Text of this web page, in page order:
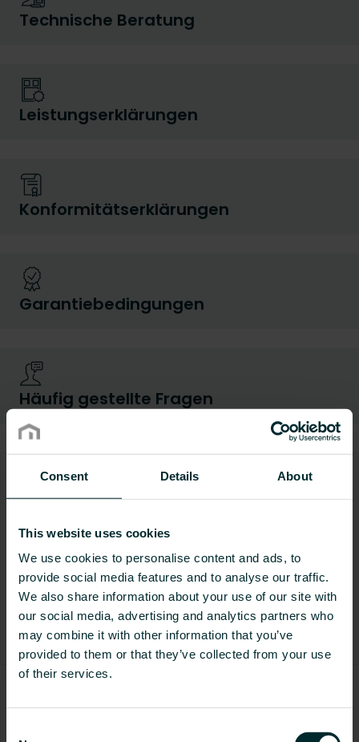
Consent Details About
This website uses cookies
We use cookies to personalise content and ads, to
provide social media features and to analyse our traffic.
We also share information about your use of our site with
our social media, advertising and analytics partners who
may combine it with other information that you’ve
provided to them or that they’ve collected from your use
of their services.
Technische Beratung
Leistungserklärungen
Konformitätserklärungen
Garantiebedingungen
Häufig gestellte Fragen
Nachrüstbare Kühllösungen: ein nachhaltiger
Ansatz für ein ganzjährig angenehmes
Da die Temperaturen weltweit weiter steigen und die
Energievorschriften verschärft werden, ist die Nachfrage
nach nachhaltigen, nachrüstbaren Kühllösungen größer
denn je. Viele ältere Gebäude waren ursprünglich nicht
mit Kühltechnik ausgestattet, weil die Sommer früher
nicht so heiß waren. Das hat sich inzwischen geändert
und macht die Nachrüstung zu einer interessanten
Option. Glücklicherweise gibt es heute verschiedene
innovative Lösungen für die Umsetzung effektiver und
umweltfreundlicher Strategien sowohl für die Heizung als
besten Nachrüstmöglichkeiten für eine ganzjährig
16 Juni 2025
Produkte & Services
Ratgeber
Die häufigsten Fragen rund um den Einsatz von